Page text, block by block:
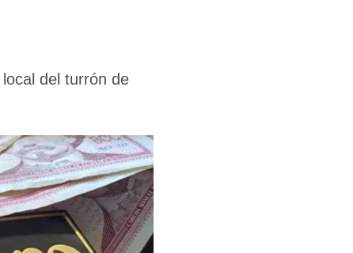
del turrón de